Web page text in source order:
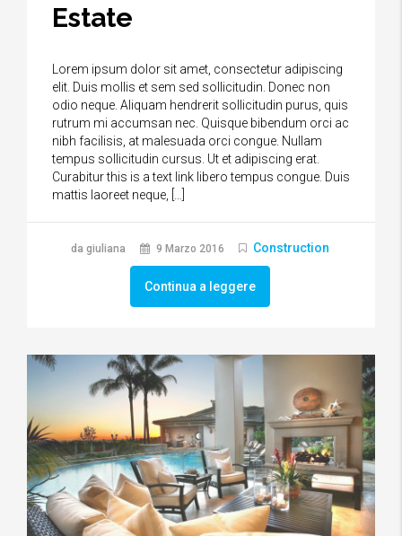
Estate
Lorem ipsum dolor sit amet, consectetur adipiscing
elit. Duis mollis et sem sed sollicitudin. Donec non
odio neque. Aliquam hendrerit sollicitudin purus, quis
rutrum mi accumsan nec. Quisque bibendum orci ac
nibh facilisis, at malesuada orci congue. Nullam
tempus sollicitudin cursus. Ut et adipiscing erat.
Curabitur this is a text link libero tempus congue. Duis
mattis laoreet neque, […]
da giuliana 9 Marzo 2016 Construction
Continua a leggere